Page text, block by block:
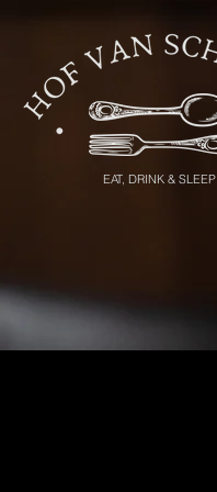
EAT, DRINK & SLEEP